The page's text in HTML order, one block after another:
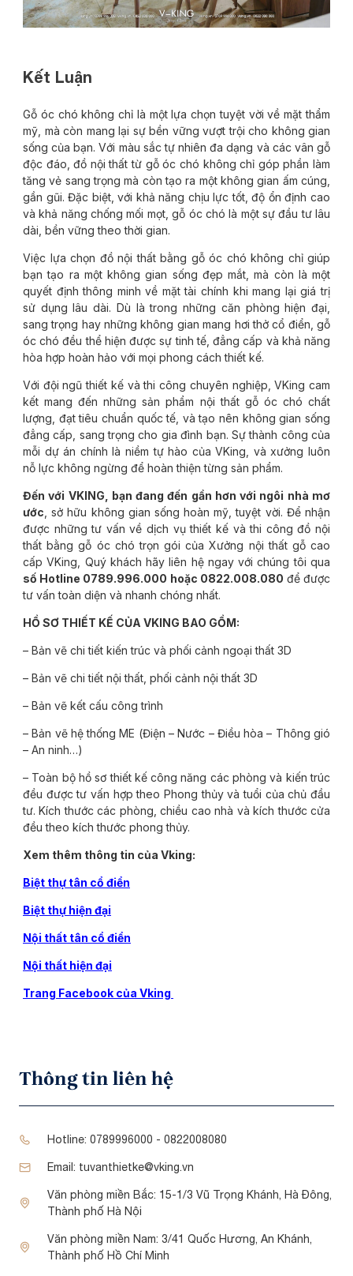
Kết Luận
Gỗ óc chó không chỉ là một lựa chọn tuyệt vời về mặt thẩm
mỹ, mà còn mang lại sự bền vững vượt trội cho không gian
sống của bạn. Với màu sắc tự nhiên đa dạng và các vân gỗ
độc đáo, đồ nội thất từ gỗ óc chó không chỉ góp phần làm
tăng vẻ sang trọng mà còn tạo ra một không gian ấm cúng,
gần gũi. Đặc biệt, với khả năng chịu lực tốt, độ ổn định cao
và khả năng chống mối mọt, gỗ óc chó là một sự đầu tư lâu
dài, bền vững theo thời gian.
Việc lựa chọn đồ nội thất bằng gỗ óc chó không chỉ giúp
bạn tạo ra một không gian sống đẹp mắt, mà còn là một
quyết định thông minh về mặt tài chính khi mang lại giá trị
sử dụng lâu dài. Dù là trong những căn phòng hiện đại,
sang trọng hay những không gian mang hơi thở cổ điển, gỗ
óc chó đều thể hiện được sự tinh tế, đẳng cấp và khả năng
hòa hợp hoàn hảo với mọi phong cách thiết kế.
Với đội ngũ thiết kế và thi công chuyên nghiệp, VKing cam
kết mang đến những sản phẩm nội thất gỗ óc chó chất
lượng, đạt tiêu chuẩn quốc tế, và tạo nên không gian sống
đẳng cấp, sang trọng cho gia đình bạn. Sự thành công của
mỗi dự án chính là niềm tự hào của VKing, và xưởng luôn
nỗ lực không ngừng để hoàn thiện từng sản phẩm.
Đến với VKING, bạn đang đến gần hơn với ngôi nhà mơ
ước , sở hữu không gian sống hoàn mỹ, tuyệt vời. Để nhận
được những tư vấn về dịch vụ thiết kế và thi công đồ nội
thất bằng gỗ óc chó trọn gói của Xưởng nội thất gỗ cao
cấp VKing, Quý khách hãy liên hệ ngay với chúng tôi qua
số Hotline 0789.996.000 hoặc 0822.008.080 để được
tư vấn toàn diện và nhanh chóng nhất.
HỒ SƠ THIẾT KẾ CỦA VKING BAO GỒM:
– Bản vẽ chi tiết kiến trúc và phối cảnh ngoại thất 3D
– Bản vẽ chi tiết nội thất, phối cảnh nội thất 3D
– Bản vẽ kết cấu công trình
– Bản vẽ hệ thống ME (Điện – Nước – Điều hòa – Thông gió
– An ninh…)
– Toàn bộ hồ sơ thiết kế công năng các phòng và kiến trúc
đều được tư vấn hợp theo Phong thủy và tuổi của chủ đầu
tư. Kích thước các phòng, chiều cao nhà và kích thước cửa
đều theo kích thước phong thủy.
Xem thêm thông tin của Vking:
Biệt thự tân cổ điển
Biệt thự hiện đại
Nội thất tân cổ điển
Nội thất hiện đại
Trang Facebook của Vking
Thông tin liên hệ
Hotline: 0789996000 - 0822008080
Email: tuvanthietke@vking.vn
Văn phòng miền Bắc: 15-1/3 Vũ Trọng Khánh, Hà Đông,
Thành phố Hà Nội
Văn phòng miền Nam: 3/41 Quốc Hương, An Khánh,
Thành phố Hồ Chí Minh